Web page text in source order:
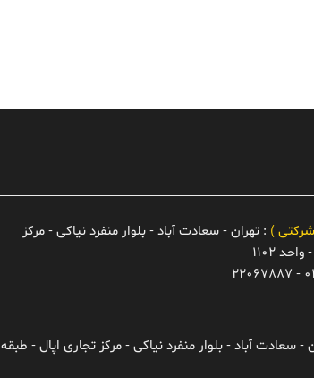
) : تهران - سعادت آباد - بلوار منفرد نیاکی - مرکز
- سعادت آباد - بلوار منفرد نیاکی - مرکز تجاری اپال - طبقه